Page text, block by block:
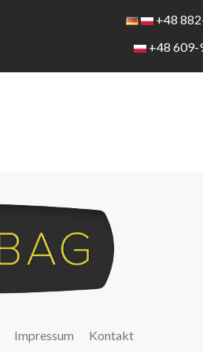
+48
+48 609-
Impressum Kontakt